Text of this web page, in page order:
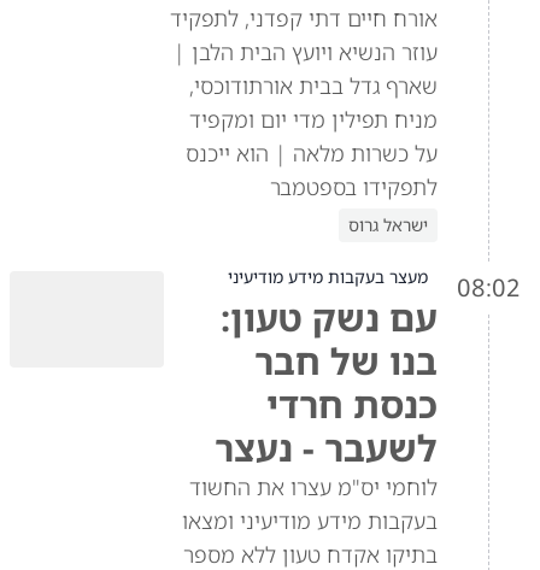
אורח חיים דתי קפדני, לתפקיד
עוזר הנשיא ויועץ הבית הלבן |
שארף גדל בבית אורתודוכסי,
מניח תפילין מדי יום ומקפיד
על כשרות מלאה | הוא ייכנס
לתפקידו בספטמבר
ישראל גרוס
08:02 מעצר בעקבות מידע מודיעיני
עם נשק טעון:
בנו של חבר
כנסת חרדי
לשעבר - נעצר
לוחמי יס"מ עצרו את החשוד
בעקבות מידע מודיעיני ומצאו
בתיקו אקדח טעון ללא מספר